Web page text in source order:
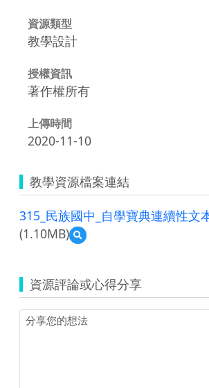
資源類型
教學設計
授權資訊
著作權所有
上傳時間
2020-11-10
教學資源檔案連結
315_民族國中_自學寶典連續性文
(1.10MB)
預
覽
族
國
中
_
資源評論或心得分享